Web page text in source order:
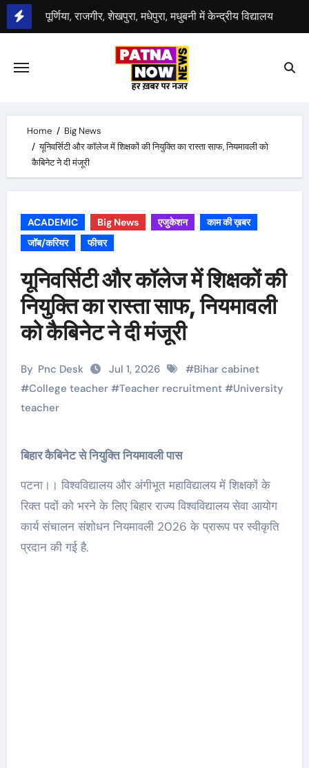
Skip
to
कैबिनेट ने 5-5 एकड़ भूमि उपलब्ध कराने की दी मंजूरी
कई जिलों के शिक्षा पदाधिकारी बदले गए
योगेश कुमार बने पटना जिला शिक्षा पदाधिकारी
2 जुलाई से पटना मेट्रो का विस्तार
Home
Big News
यूनिवर्सिटी और कॉलेज में शिक्षकों की नियुक्ति का रास्ता साफ, नियमावली को
कैबिनेट ने दी मंजूरी
ACADEMIC Big News एजुकेशन
काम की ख़बर
जॉब/करियर
फीचर
यूनिवर्सिटी और कॉलेज में शिक्षकों की
नियुक्ति का रास्ता साफ, नियमावली
को कैबिनेट ने दी मंजूरी
By Pnc Desk Jul 1, 2026 #Bihar cabinet
#College teacher#Teacher recruitment#University
teacher
बिहार कैबिनेट से नियुक्ति नियमावली पास
पटना।। विश्वविद्यालय और अंगीभूत महाविद्यालय में शिक्षकों के
रिक्त पदों को भरने के लिए बिहार राज्य विश्वविद्यालय सेवा आयोग
कार्य संचालन संशोधन नियमावली 2026 के प्रारूप पर स्वीकृति
प्रदान की गई है.